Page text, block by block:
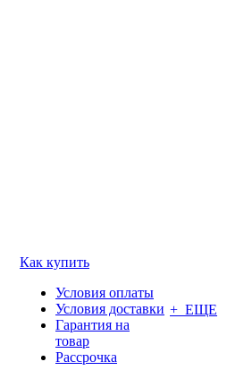
Как купить
Условия оплаты
Условия доставки
Гарантия на
товар
Рассрочка
+ ЕЩЕ